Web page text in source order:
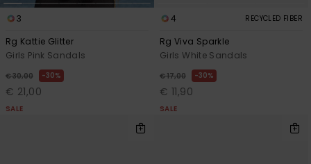
3
Rg Kattie Glitter
Girls Pink Sandals
€ 30,00 30%
€ 21,00
SALE
4 RECYCLED FIBER
Rg Viva Sparkle
Girls White Sandals
€ 17,00 30%
€ 11,90
SALE